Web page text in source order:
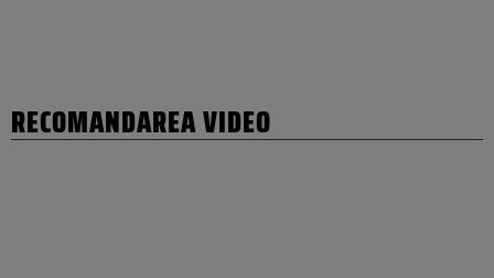
RECOMANDAREA VIDEO